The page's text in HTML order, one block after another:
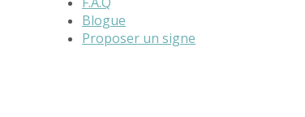
Blogue
Proposer un signe